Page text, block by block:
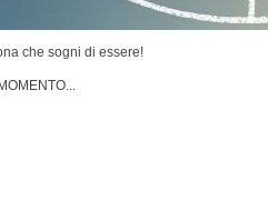
che sogni di essere!